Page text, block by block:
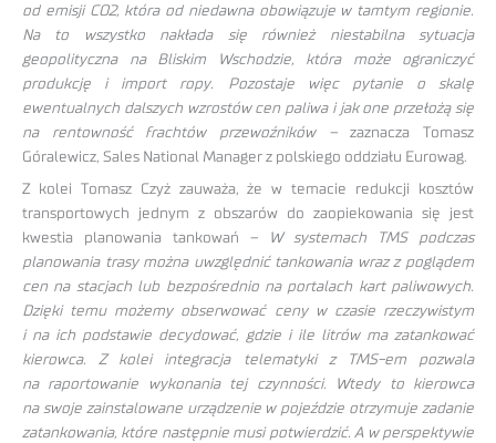
od emisji CO2, która od niedawna obowiązuje w tamtym regionie.
Na to wszystko nakłada się również niestabilna sytuacja
geopolityczna na Bliskim Wschodzie, która może ograniczyć
produkcję i import ropy. Pozostaje więc pytanie o skalę
ewentualnych dalszych wzrostów cen paliwa i jak one przełożą się
na rentowność frachtów przewoźników –zaznacza Tomasz
Góralewicz, Sales National Manager z polskiego oddziału Eurowag.
Z kolei Tomasz Czyż zauważa, że w temacie redukcji kosztów
transportowych jednym z obszarów do zaopiekowania się jest
kwestia planowania tankowań –
W systemach TMS podczas
planowania trasy można uwzględnić tankowania wraz z poglądem
cen na stacjach lub bezpośrednio na portalach kart paliwowych.
Dzięki temu możemy obserwować ceny w czasie rzeczywistym
i na ich podstawie decydować, gdzie i ile litrów ma zatankować
kierowca. Z kolei integracja telematyki z TMS-em pozwala
na raportowanie wykonania tej czynności. Wtedy to kierowca
na swoje zainstalowane urządzenie w pojeździe otrzymuje zadanie
zatankowania, które następnie musi potwierdzić. A w perspektywie